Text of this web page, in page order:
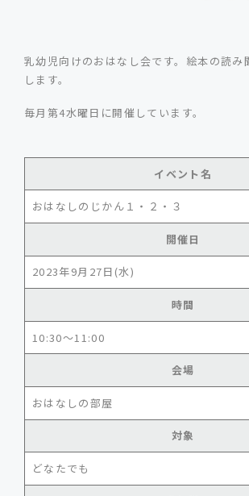
乳幼児向けのおはなし会です。絵本の読み
します。
毎月第4水曜日に開催しています。
イベント名
おはなしのじかん１・２・３
開催日
2023年9月27日(水)
時間
10:30～11:00
会場
おはなしの部屋
対象
どなたでも